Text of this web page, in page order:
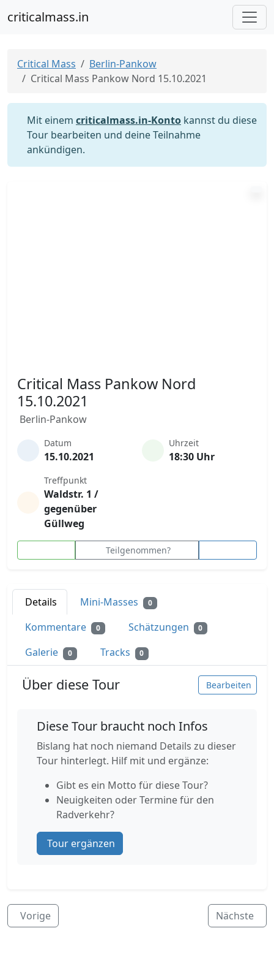
criticalmass.in
Critical Mass
Berlin-Pankow
Critical Mass Pankow Nord 15.10.2021
Mit einem criticalmass.in-Konto kannst du diese
Tour bearbeiten und deine Teilnahme
ankündigen.
Critical Mass Pankow Nord
15.10.2021
Berlin-Pankow
Datum
15.10.2021
Uhrzeit
18:30 Uhr
Treffpunkt
Waldstr. 1 /
gegenüber
Güllweg
Teilgenommen?
Details Mini-Masses 0
Kommentare 0 Schätzungen 0
Galerie 0 Tracks 0
Über diese Tour Bearbeiten
Diese Tour braucht noch Infos
Bislang hat noch niemand Details zu dieser
Tour hinterlegt. Hilf mit und ergänze:
Gibt es ein Motto für diese Tour?
Neuigkeiten oder Termine für den
Radverkehr?
Tour ergänzen
Vorige Nächste